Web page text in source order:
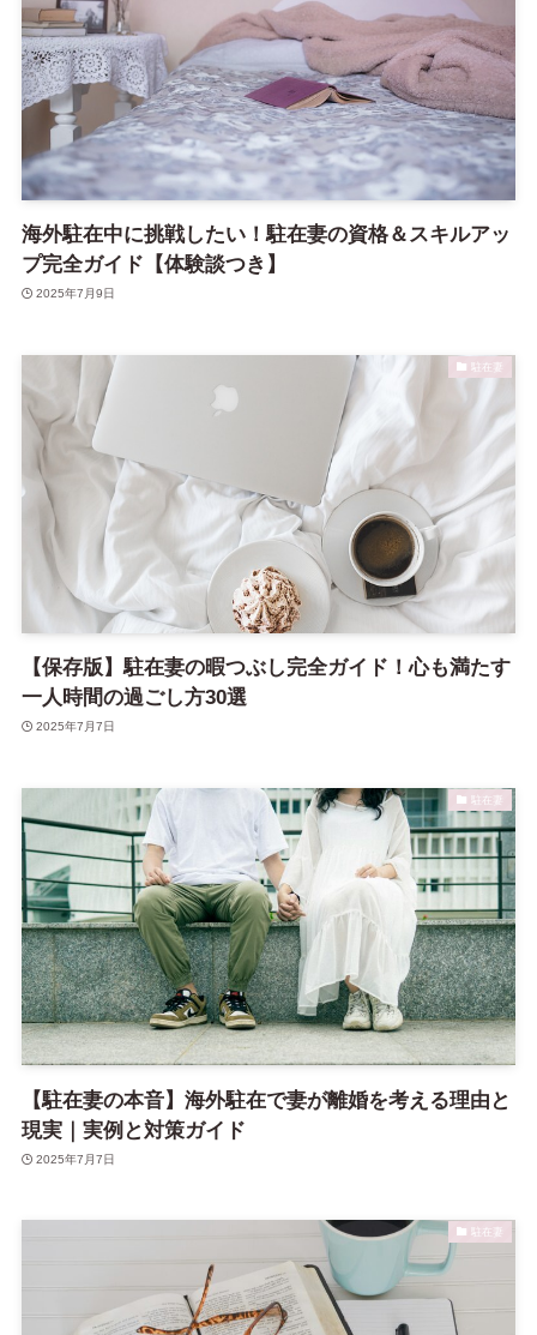
海外駐在中に挑戦したい！駐在妻の資格＆スキルアッ
プ完全ガイド【体験談つき】
2025年7月9日
駐在妻
【保存版】駐在妻の暇つぶし完全ガイド！心も満たす
一人時間の過ごし方30選
2025年7月7日
駐在妻
【駐在妻の本音】海外駐在で妻が離婚を考える理由と
現実｜実例と対策ガイド
2025年7月7日
駐在妻